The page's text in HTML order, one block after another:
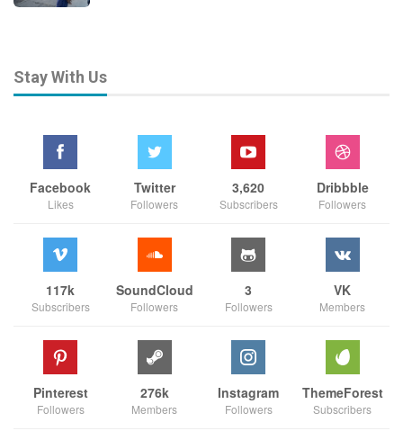
Stay With Us
Facebook
Likes
Twitter
Followers
3,620
Subscribers
Dribbble
Followers
117k
Subscribers
SoundCloud
Followers
3
Followers
VK
Members
Pinterest
Followers
276k
Members
Instagram
Followers
ThemeForest
Subscribers